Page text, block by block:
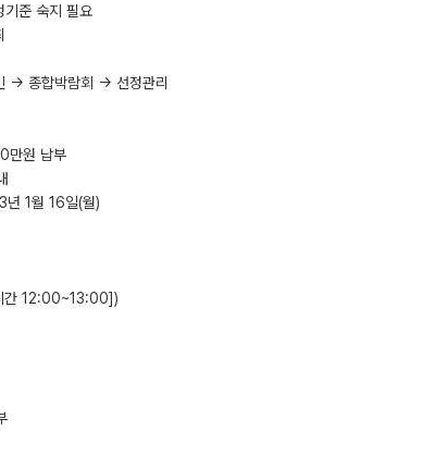
기준 숙지 필요
종합박람회 → 선정관리
만원 납부
1월 16일(월)
간 12:00~13:00])